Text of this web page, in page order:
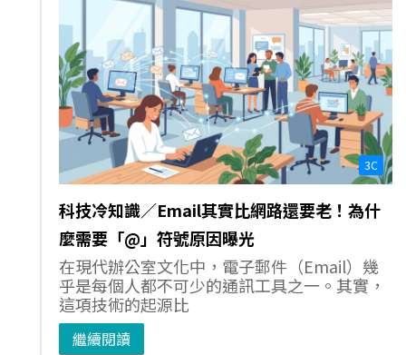
3C
科技冷知識／Email其實比網路還要老！為什
麼需要「@」符號原因曝光
在現代辦公室文化中，電子郵件（Email）幾
乎是每個人都不可少的通訊工具之一。其實，
這項技術的起源比
繼續閱讀